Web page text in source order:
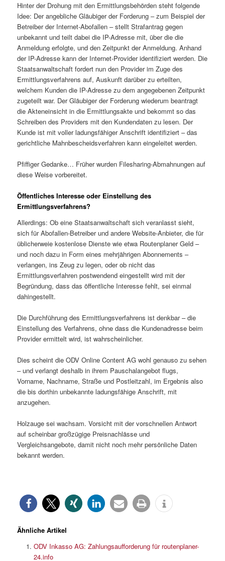
Hinter der Drohung mit den Ermittlungsbehörden steht folgende
Idee: Der angebliche Gläubiger der Forderung – zum Beispiel der
Betreiber der Internet-Abofallen – stellt Strafantrag gegen
unbekannt und teilt dabei die IP-Adresse mit, über die die
Anmeldung erfolgte, und den Zeitpunkt der Anmeldung. Anhand
der IP-Adresse kann der Internet-Provider identifiziert werden. Die
Staatsanwaltschaft fordert nun den Provider im Zuge des
Ermittlungsverfahrens auf, Auskunft darüber zu erteilten,
welchem Kunden die IP-Adresse zu dem angegebenen Zeitpunkt
zugeteilt war. Der Gläubiger der Forderung wiederum beantragt
die Akteneinsicht in die Ermittlungsakte und bekommt so das
Schreiben des Providers mit den Kundendaten zu lesen. Der
Kunde ist mit voller ladungsfähiger Anschrift identifiziert – das
gerichtliche Mahnbescheidsverfahren kann eingeleitet werden.
Pfiffiger Gedanke… Früher wurden Filesharing-Abmahnungen auf
diese Weise vorbereitet.
Öffentliches Interesse oder Einstellung des
Ermittlungsverfahrens?
Allerdings: Ob eine Staatsanwaltschaft sich veranlasst sieht,
sich für Abofallen-Betreiber und andere Website-Anbieter, die für
üblicherweie kostenlose Dienste wie etwa Routenplaner Geld –
und noch dazu in Form eines mehrjährigen Abonnements –
verlangen, ins Zeug zu legen, oder ob nicht das
Ermittlungsverfahren postwendend eingestellt wird mit der
Begründung, dass das öffentliche Interesse fehlt, sei einmal
dahingestellt.
Die Durchführung des Ermittlungsverfahrens ist denkbar – die
Einstellung des Verfahrens, ohne dass die Kundenadresse beim
Provider ermittelt wird, ist wahrscheinlicher.
Dies scheint die ODV Online Content AG wohl genauso zu sehen
– und verlangt deshalb in ihrem Pauschalangebot flugs,
Vorname, Nachname, Straße und Postleitzahl, im Ergebnis also
die bis dorthin unbekannte ladungsfähige Anschrift, mit
anzugehen.
Holzauge sei wachsam. Vorsicht mit der vorschnellen Antwort
auf scheinbar großzügige Preisnachlässe und
Vergleichsangebote, damit nicht noch mehr persönliche Daten
bekannt werden.
Ähnliche Artikel
ODV Inkasso AG: Zahlungsaufforderung für routenplaner-
24.info